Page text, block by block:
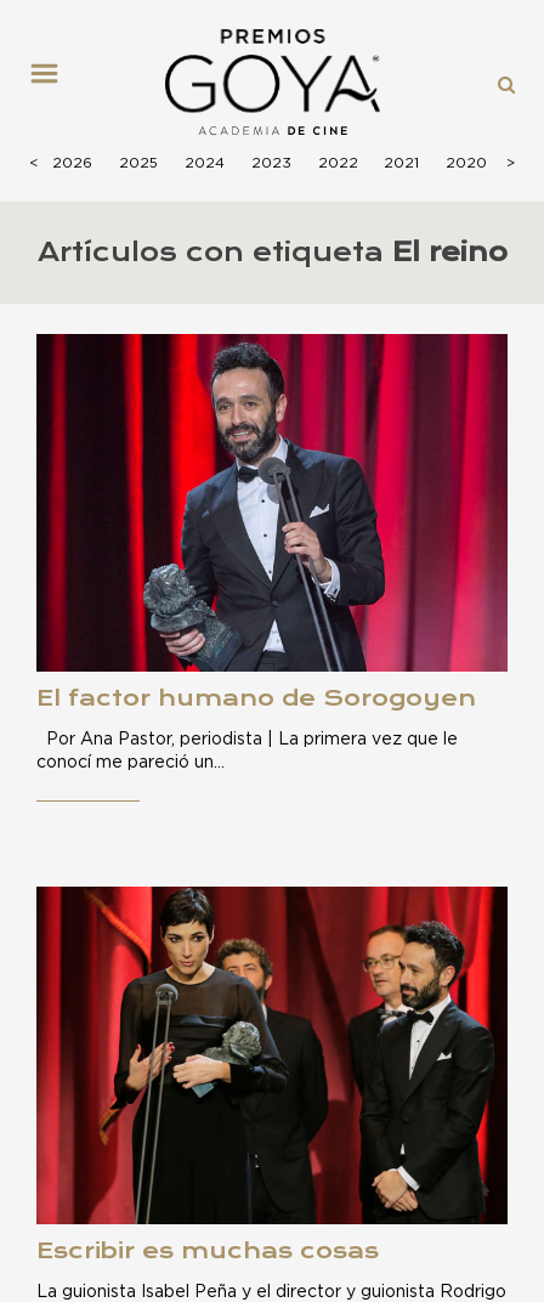
< 2026 2025 2024 2023 2022 2021 2020 >
Artículos con etiqueta El reino
El factor humano de Sorogoyen
Por Ana Pastor, periodista | La primera vez que le
conocí me pareció un…
Escribir es muchas cosas
La guionista Isabel Peña y el director y guionista Rodrigo